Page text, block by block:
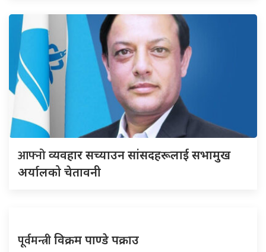
आफ्नोव्यवहार सच्याउन सांसदहरूलाई सभामुख
अर्यालको चेतावनी
पूर्वमन्त्रीविक्रम पाण्डे पक्राउ